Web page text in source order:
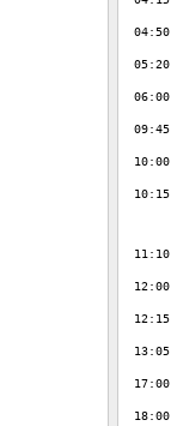
04:50
05:20
06:00
09:45
10:00
10:15
11:10
12:00
12:15
13:05
17:00
18:00